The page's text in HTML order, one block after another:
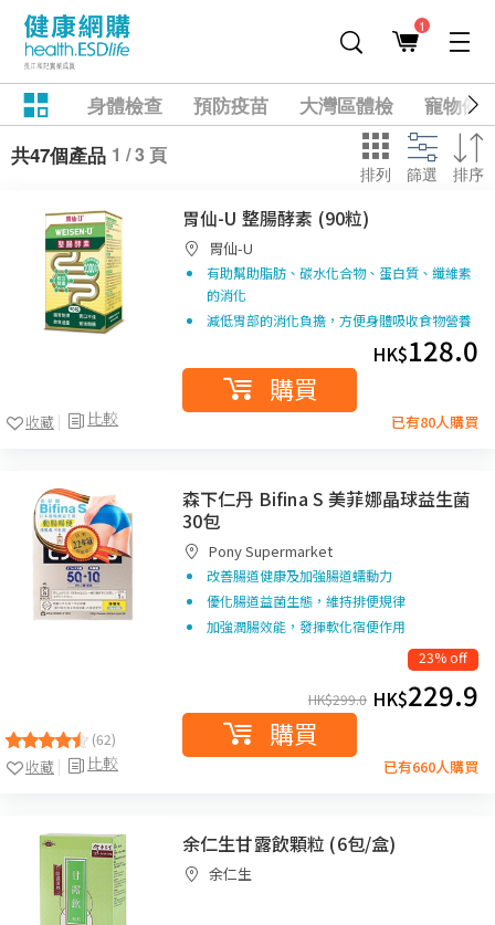
1
身體檢查 預防疫苗 大灣區體檢
寵物健
共47個產品 1 / 3 頁
排列 篩選 排序
比較
收藏
胃仙-U 整腸酵素 (90粒)
胃仙-U
有助幫助脂肪、碳水化合物、蛋白質、纖維素
的消化
減低胃部的消化負擔，方便身體吸收食物營養
HK$128.0
購買
已有80人購買
(62)
比較
收藏
森下仁丹 Bifina S 美菲娜晶球益生菌
30包
Pony Supermarket
改善腸道健康及加強腸道蠕動力
優化腸道益菌生態，維持排便規律
加強潤腸效能，發揮軟化宿便作用
23% off
HK$299.0 HK$229.9
購買
已有660人購買
余仁生甘露飲顆粒 (6包/盒)
余仁生